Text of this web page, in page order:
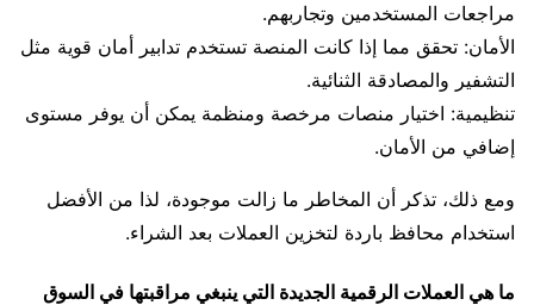
مراجعات المستخدمين وتجاربهم.
الأمان: تحقق مما إذا كانت المنصة تستخدم تدابير أمان قوية مثل
التشفير والمصادقة الثنائية.
تنظيمية: اختيار منصات مرخصة ومنظمة يمكن أن يوفر مستوى
إضافي من الأمان.
ومع ذلك، تذكر أن المخاطر ما زالت موجودة، لذا من الأفضل
استخدام محافظ باردة لتخزين العملات بعد الشراء.
ما هي العملات الرقمية الجديدة التي ينبغي مراقبتها في السوق